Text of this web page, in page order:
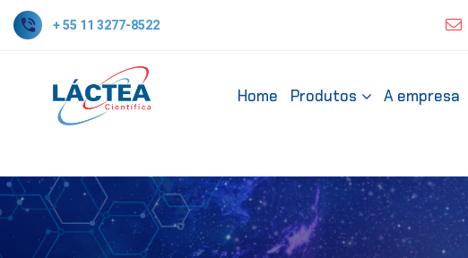
+ 55 11 3277-8522
Home Produtos A empresa